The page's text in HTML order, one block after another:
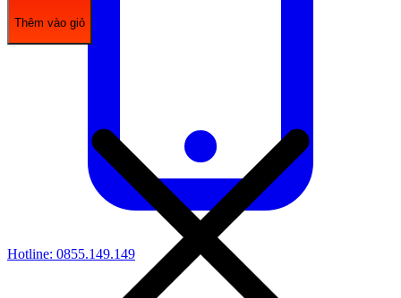
Hotline: 0855.149.149
Thêm vào giỏ